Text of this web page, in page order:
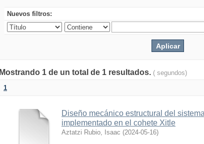
Nuevos filtros:
Mostrando 1 de un total de 1 resultados. ( segundos)
1
Diseño mecánico estructural del
implementado en el cohete Xitle
Aztatzi Rubio, Isaac (2024-05-16)